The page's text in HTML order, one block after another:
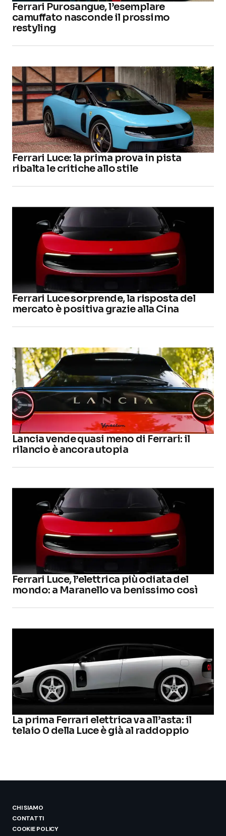
Ferrari Purosangue, l’esemplare
camuffato nasconde il prossimo
restyling
Ferrari Luce: la prima prova in pista
ribalta le critiche allo stile
Ferrari Luce sorprende, la risposta del
mercato è positiva grazie alla Cina
Lancia vende quasi meno di Ferrari: il
rilancio è ancora utopia
Ferrari Luce, l’elettrica più odiata del
mondo: a Maranello va benissimo così
La prima Ferrari elettrica va all’asta: il
telaio 0 della Luce è già al raddoppio
CHI SIAMO
CONTATTI
COOKIE POLICY